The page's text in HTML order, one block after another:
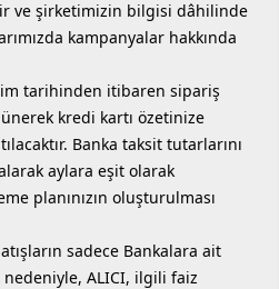
ve şirketimizin bilgisi dâhilinde
kampanyalar hakkında
tarihinden itibaren sipariş
kredi kartı özetinize
Banka taksit tutarlarını
aylara eşit olarak
planınızın oluşturulması
sadece Bankalara ait
nedeniyle, ALICI, ilgili faiz